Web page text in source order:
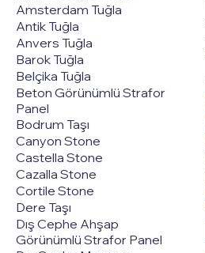
Amsterdam Tuğla
Antik Tuğla
Anvers Tuğla
Barok Tuğla
Belçika Tuğla
Beton Görünümlü Strafor
Panel
Bodrum Taşı
Canyon Stone
Castella Stone
Cazalla Stone
Cortile Stone
Dere Taşı
Dış Cephe Ahşap
Görünümlü Strafor Panel